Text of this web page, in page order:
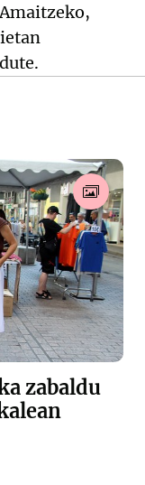
zabaldu